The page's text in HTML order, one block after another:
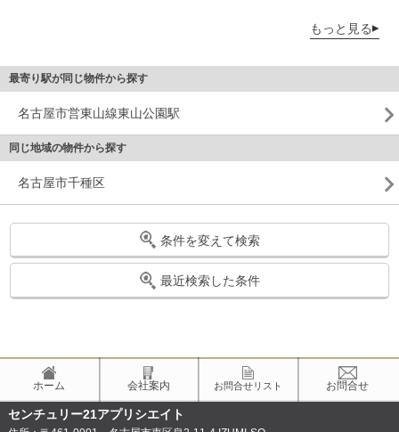
もっと見る
最寄り駅が同じ物件から探す
名古屋市営東山線東山公園駅
同じ地域の物件から探す
名古屋市千種区
条件を変えて検索
最近検索した条件
ホーム 会社案内 お問合せリスト お問合せ
センチュリー21アプリシエイト